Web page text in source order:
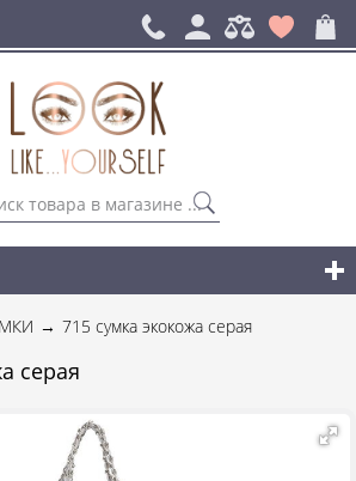
И АКСЕССУАРОВ
715 сумка экокожа серая
серая